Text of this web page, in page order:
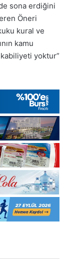
sona erdiğini
Öneri
kural ve
kamu
yoktur”